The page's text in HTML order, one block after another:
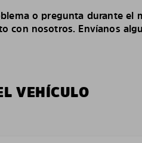
o pregunta durante el
con nosotros. Envíanos
VEHÍCULO